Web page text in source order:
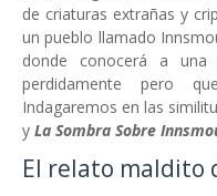
de criaturas extrañas y
un pueblo llamado
donde conocerá a
perdidamente pero
Indagaremos en las
y La Sombra Sobre
El relato maldito